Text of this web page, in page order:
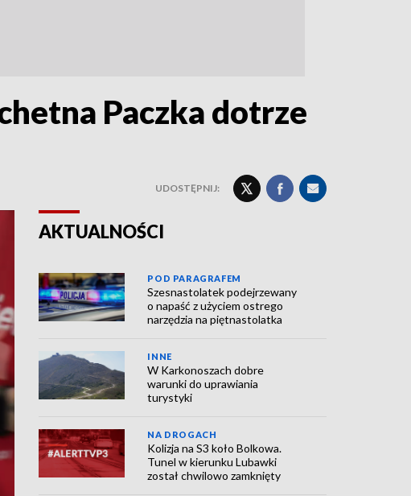
Paczka dotrze
UDOSTĘPNIJ:
AKTUALNOŚCI
POD PARAGRAFEM
Szesnastolatek podejrzewany
o napaść z użyciem ostrego
narzędzia na piętnastolatka
INNE
W Karkonoszach dobre
warunki do uprawiania
turystyki
NA DROGACH
Kolizja na S3 koło Bolkowa.
Tunel w kierunku Lubawki
został chwilowo zamknięty